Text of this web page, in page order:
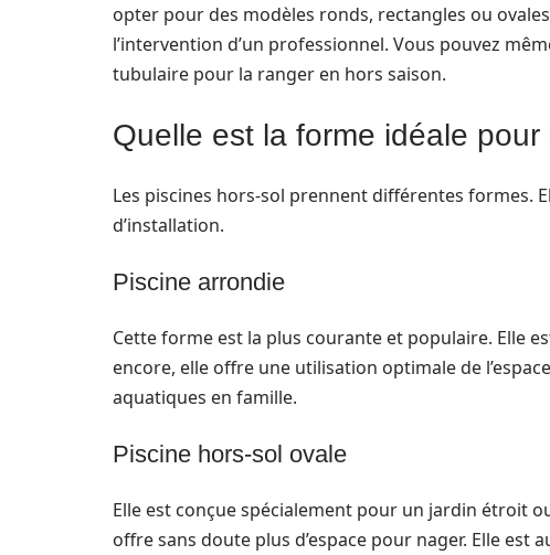
opter pour des modèles ronds, rectangles ou
l’intervention d’un professionnel. Vous pouvez
tubulaire pour la ranger en hors saison.
Quelle est la forme idéale
Les piscines hors-sol prennent différentes formes.
d’installation.
Piscine arrondie
Cette forme est la plus courante et populaire. Elle
encore, elle offre une utilisation optimale de
aquatiques en famille.
Piscine hors-sol ovale
Elle est conçue spécialement pour un jardin étroit
offre sans doute plus d’espace pour nager. Elle est